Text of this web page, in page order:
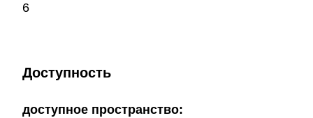
6
Доступность
доступное пространство: